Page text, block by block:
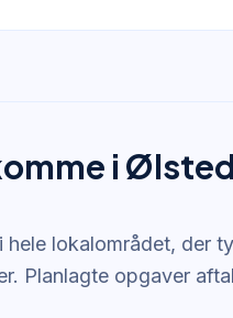
i
hele lokalområdet, der
Planlagte opgaver